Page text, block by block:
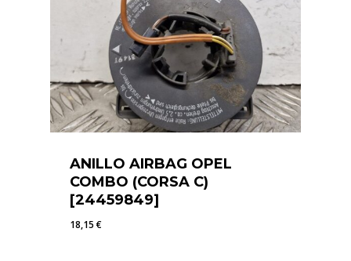
ANILLO AIRBAG OPEL
COMBO (CORSA C)
[24459849]
18,15€